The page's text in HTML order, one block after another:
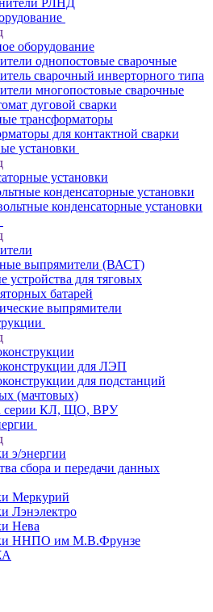
РЛНД
оборудование
однопостовые сварочные
сварочный инверторного типа
многопостовые сварочные
дуговой сварки
трансформаторы
для контактной сварки
установки
установки
конденсаторные установки
конденсаторные установки
выпрямители (ВАСТ)
устройства для тяговых
батарей
выпрямители
для ЛЭП
для подстанций
(мачтовых)
серии КЛ, ЩО, ВРУ
э/энергии
сбора и передачи данных
Меркурий
Лэнэлектро
Нева
ННПО им М.В.Фрунзе